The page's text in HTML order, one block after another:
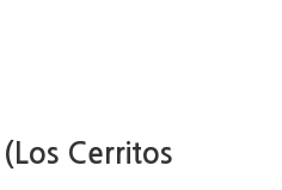
(Los Cerritos